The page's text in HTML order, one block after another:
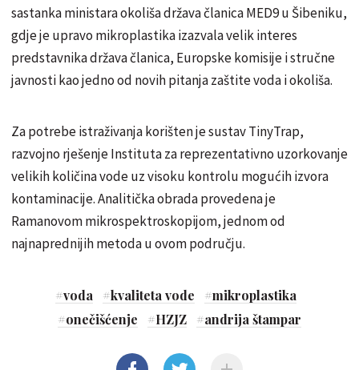
sastanka ministara okoliša država članica MED9 u Šibeniku,
gdje je upravo mikroplastika izazvala velik interes
predstavnika država članica, Europske komisije i stručne
javnosti kao jedno od novih pitanja zaštite voda i okoliša.
Za potrebe istraživanja korišten je sustav TinyTrap,
razvojno rješenje Instituta za reprezentativno uzorkovanje
velikih količina vode uz visoku kontrolu mogućih izvora
kontaminacije. Analitička obrada provedena je
Ramanovom mikrospektroskopijom, jednom od
najnaprednijih metoda u ovom području.
#voda #kvaliteta vode #mikroplastika
#onečišćenje #HZJZ #andrija štampar